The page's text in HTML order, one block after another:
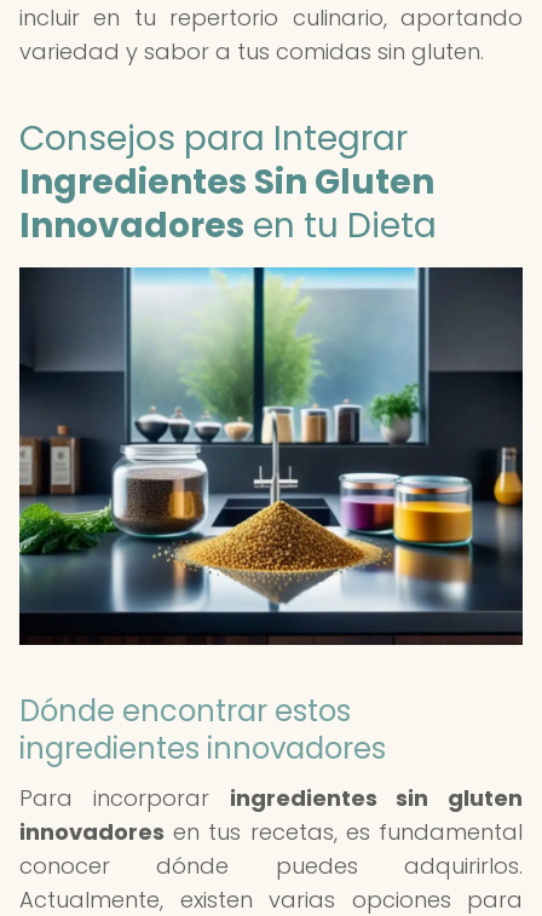
incluir en tu repertorio culinario, aportando
variedad y sabor a tus comidas sin gluten.
Consejos para Integrar
Ingredientes Sin Gluten
Innovadores en tu Dieta
Dónde encontrar estos
ingredientes innovadores
Para incorporar ingredientes sin gluten
innovadores en tus recetas, es fundamental
conocer dónde puedes adquirirlos.
Actualmente, existen varias opciones para